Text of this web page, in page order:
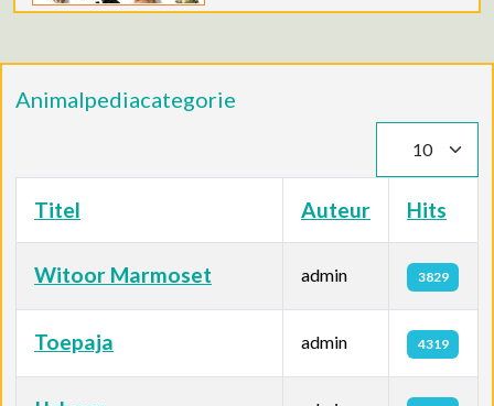
Animalpediacategorie
Titel Auteur Hits
Witoor Marmoset admin 3829
Toepaja admin 4319